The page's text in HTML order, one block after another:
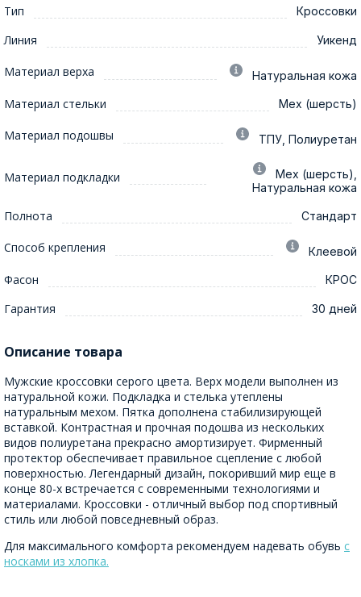
Тип Кроссовки
Линия Уикенд
Материал верха Натуральная кожа
Материал стельки Мех (шерсть)
Материал подошвы ТПУ, Полиуретан
Материал подкладки
Мех (шерсть),
Натуральная кожа
Полнота Стандарт
Способ крепления Клеевой
Фасон КРОС
Гарантия 30 дней
Описание товара
Мужские кроссовки серого цвета. Верх модели выполнен из
натуральной кожи. Подкладка и стелька утеплены
натуральным мехом. Пятка дополнена стабилизирующей
вставкой. Контрастная и прочная подошва из нескольких
видов полиуретана прекрасно амортизирует. Фирменный
протектор обеспечивает правильное сцепление с любой
поверхностью. Легендарный дизайн, покоривший мир еще в
конце 80-х встречается с современными технологиями и
материалами. Кроссовки - отличный выбор под спортивный
стиль или любой повседневный образ.
Для максимального комфорта рекомендуем надевать обувь с
носками из хлопка.